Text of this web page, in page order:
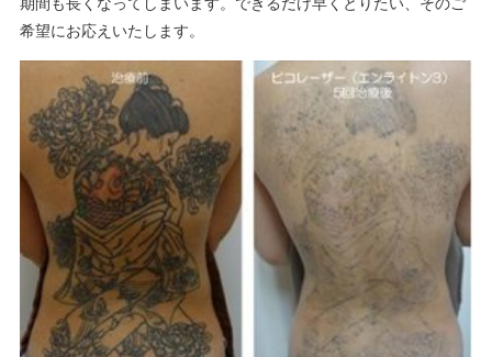
期間も長くなってしまいます。できるだけ早くとりたい、そのご
希望にお応えいたします。